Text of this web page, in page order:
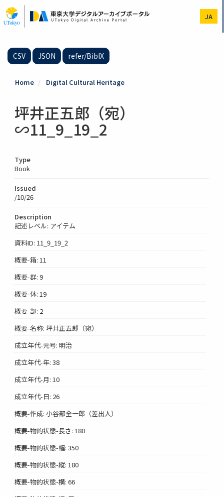
to
main
JA
CSV JSON refer/BibIX
Home Digital Cultural Heritage
坪井正五郎（宛）
∽11_9_19_2
Type
Book
Issued
/10/26
Description
記述レベル: アイテム
資料ID: 11_9_19_2
概要-箱: 11
概要-群: 9
概要-体: 19
概要-部: 2
概要-名称: 坪井正五郎（宛）
成立年代-元号: 明治
成立年代-年: 38
成立年代-月: 10
成立年代-日: 26
概要-作成: 小谷部全一郎（差出人）
概要-物的状態-長さ: 180
概要-物的状態-幅: 350
概要-物的状態-縦: 180
概要-物的状態-横: 66